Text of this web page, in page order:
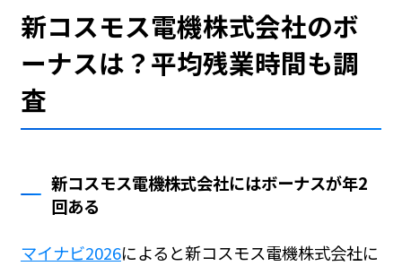
新コスモス電機株式会社のボ
ーナスは？平均残業時間も調
査
新コスモス電機株式会社にはボーナスが年2
回ある
マイナビ2026によると新コスモス電機株式会社に